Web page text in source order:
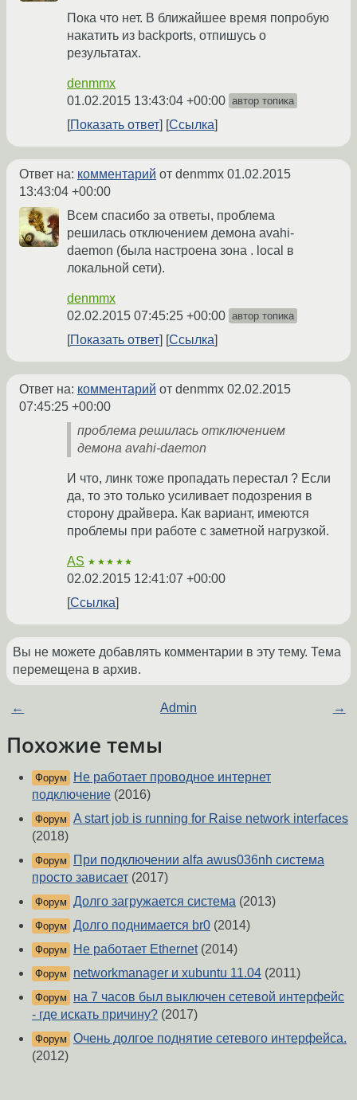
Пока что нет. В ближайшее время попробую
накатить из backports, отпишусь о
результатах.
denmmx
01.02.2015 13:43:04 +00:00 автор топика
Показать ответ Ссылка
Ответ на: комментарий от denmmx 01.02.2015
13:43:04 +00:00
Всем спасибо за ответы, проблема
решилась отключением демона avahi-
daemon (была настроена зона . local в
локальной сети).
denmmx
02.02.2015 07:45:25 +00:00 автор топика
Показать ответ Ссылка
Ответ на: комментарий от denmmx 02.02.2015
07:45:25 +00:00
проблема решилась отключением
демона avahi-daemon
И что, линк тоже пропадать перестал ? Если
да, то это только усиливает подозрения в
сторону драйвера. Как вариант, имеются
проблемы при работе с заметной нагрузкой.
AS ★★★★★
02.02.2015 12:41:07 +00:00
Ссылка
Вы не можете добавлять комментарии в эту тему. Тема
перемещена в архив.
← Admin →
Похожие темы
Форум
Не работает проводное интернет
подключение (2016)
Форум A start job is running for Raise network interfaces
(2018)
Форум
При подключении alfa awus036nh система
просто зависает (2017)
Форум Долго загружается система (2013)
Форум Долго поднимается br0 (2014)
Форум Не работает Ethernet(2014)
Форум networkmanager и xubuntu 11.04 (2011)
Форум
на 7 часов был выключен сетевой интерфейс
- где искать причину? (2017)
Форум Очень долгое поднятие сетевого интерфейса.
(2012)